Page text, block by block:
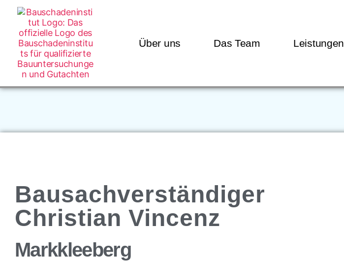
Über uns Das Team Leistungen
Bausachverständiger
Christian Vincenz
Markkleeberg